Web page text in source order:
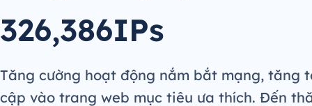
326,386IPs
Tăng cường hoạt động nắm bắt mạng, tăng
cập vào trang web mục tiêu ưa thích. Đến